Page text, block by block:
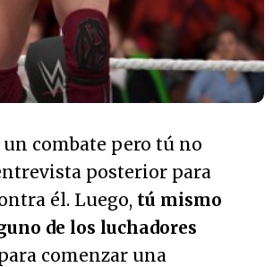
combate pero tú no
posterior para
él. Luego, tú mismo
de los luchadores
comenzar una